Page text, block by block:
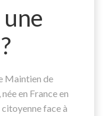
une
?
Maintien de
en France en
citoyenne face à